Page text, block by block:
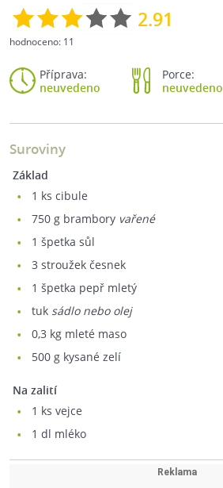
2.91
hodnoceno: 11
Příprava:
neuvedeno
Porce:
neuvedeno
Suroviny
Základ
1 ks cibule
750 g brambory vařené
1 špetka sůl
3 stroužek česnek
1 špetka pepř mletý
tuk sádlo nebo olej
0,3 kg mleté maso
500 g kysané zelí
Na zalití
1 ks vejce
1 dl mléko